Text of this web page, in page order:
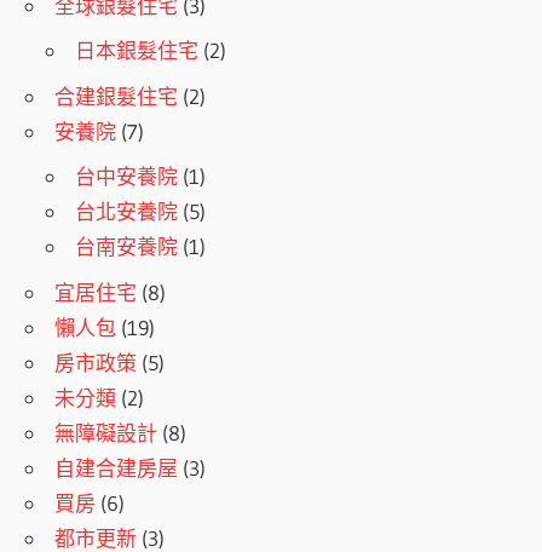
日本銀髮住宅 (2)
合建銀髮住宅 (2)
安養院 (7)
台中安養院 (1)
台北安養院 (5)
台南安養院 (1)
宜居住宅 (8)
懶人包 (19)
房市政策 (5)
未分類 (2)
無障礙設計 (8)
自建合建房屋 (3)
買房 (6)
都市更新 (3)